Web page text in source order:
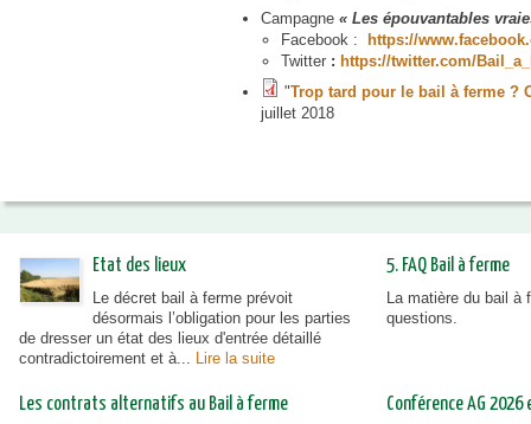
Campagne « Les épouvantables
Facebook :
https://
Twitter : https://twitter.com/
"Trop tard pour le bail à ferme ?
juillet 2018
Etat des lieux
Le décret bail à ferme prévoit
désormais l’obligation pour les parties
de dresser un état des lieux d'entrée détaillé
contradictoirement et à... Lire la suite
5. FAQ Bail à ferme
La matière du bail à
questions.
Les contrats alternatifs au Bail à ferme Conférence AG